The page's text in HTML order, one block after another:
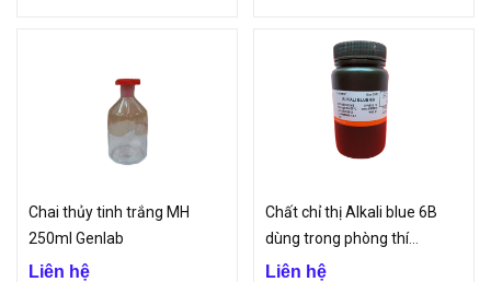
Chai thủy tinh trắng MH
250ml Genlab
Liên hệ
Chất chỉ thị Alkali blue 6B
dùng trong phòng thí
nghiệm
Liên hệ